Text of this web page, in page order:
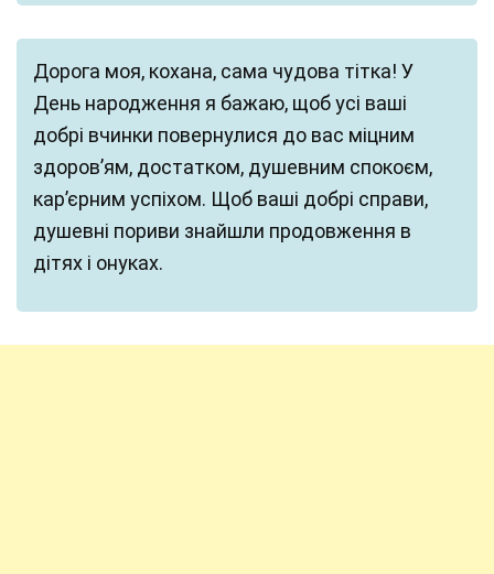
Дорога моя, кохана, сама чудова тітка! У
День народження я бажаю, щоб усі ваші
добрі вчинки повернулися до вас міцним
здоров’ям, достатком, душевним спокоєм,
кар’єрним успіхом. Щоб ваші добрі справи,
душевні пориви знайшли продовження в
дітях і онуках.